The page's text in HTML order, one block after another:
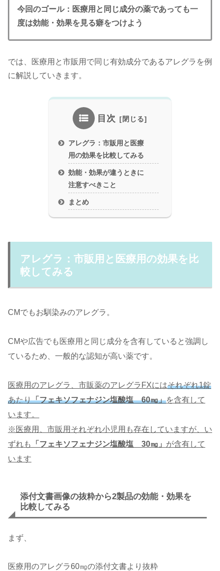
今回のゴール：医療用と同じ成分の薬であっても一
度は効能・効果を見る癖をつけよう
では、医療用と市販用で同じ有効成分であるアレグラを例
に解説していきます。
目次
アレグラ：市販用と医療
用の効果を比較してみる
効能・効果が違うときに
注意すべきこと
まとめ
アレグラ：市販用と医療用の効果を比
較してみる
CMでもお馴染みのアレグラ。
CMや広告でも医療用と同じ成分を含有していると強調し
ているため、一般的な認知が高い薬です。
医療用のアレグラ、市販薬のアレグラFXにはそれぞれ1錠
あたり「フェキソフェナジン塩酸塩 60㎎」を含有して
います。
※医療用、市販用それぞれ小児用も存在していますが、い
ずれも
「フェキソフェナジン塩酸塩 30㎎」 が含有して
います
添付文書画像の抜粋から2製品の効能・効果を
比較してみる
まず、
医療用のアレグラ60㎎の添付文書より抜粋